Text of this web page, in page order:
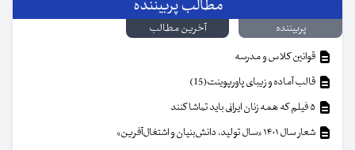
مطالب پربیننده
پربیننده
آخرین مطالب
قوانین کلاس و مدرسه
قالب آماده و زیبای پاورپوینت(15)
شعار سال ۱۴۰۱ «سال تولید، دانش‌بنیان و اشتغال‌آفرین»